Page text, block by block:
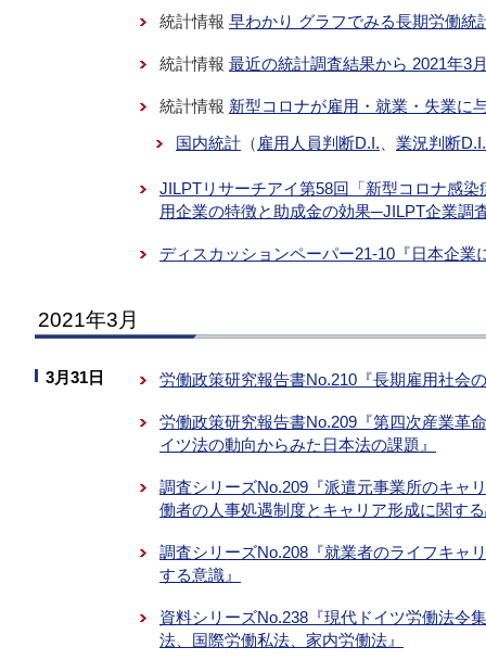
統計情報 早わかり グラフでみる長期労働統
統計情報 最近の統計調査結果から 2021年3
統計情報 新型コロナが雇用・就業・失業に
国内統計 （ 雇用人員判断D.I. 業況判断D.I.
JILPTリサーチアイ第58回「新型コロナ感
用企業の特徴と助成金の効果─JILPT企業調
ディスカッションペーパー21-10『日本企業
2021年3月
3月31日 労働政策研究報告書No.210『長期雇用社会
労働政策研究報告書No.209『第四次産業革
イツ法の動向からみた日本法の課題』
調査シリーズNo.209『派遣元事業所のキャ
働者の人事処遇制度とキャリア形成に関す
調査シリーズNo.208『就業者のライフキャ
する意識』
資料シリーズNo.238『現代ドイツ労働法
法、国際労働私法、家内労働法』